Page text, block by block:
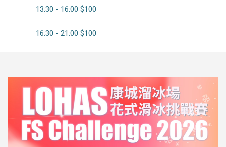
13:30 - 16:00 $100
16:30 - 21:00 $100